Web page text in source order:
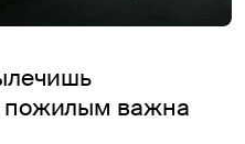
пожилым важна